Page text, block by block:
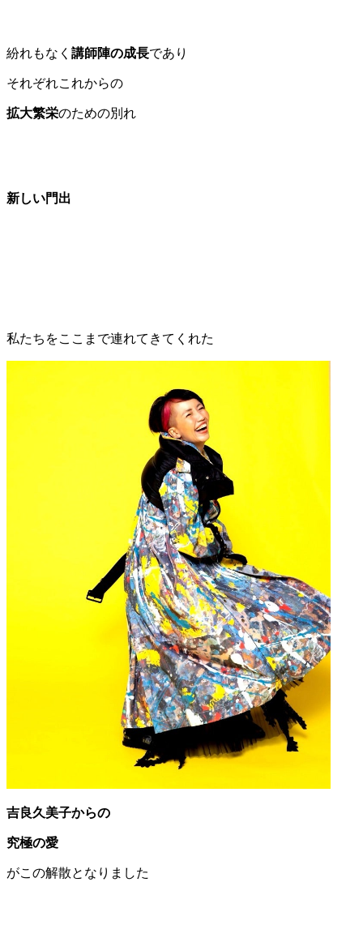
紛れもなく 講師陣の成長であり
それぞれこれからの
拡大繁栄のための別れ
新しい門出
私たちをここまで連れてきてくれた
吉良久美子からの
究極の愛
がこの解散となりました